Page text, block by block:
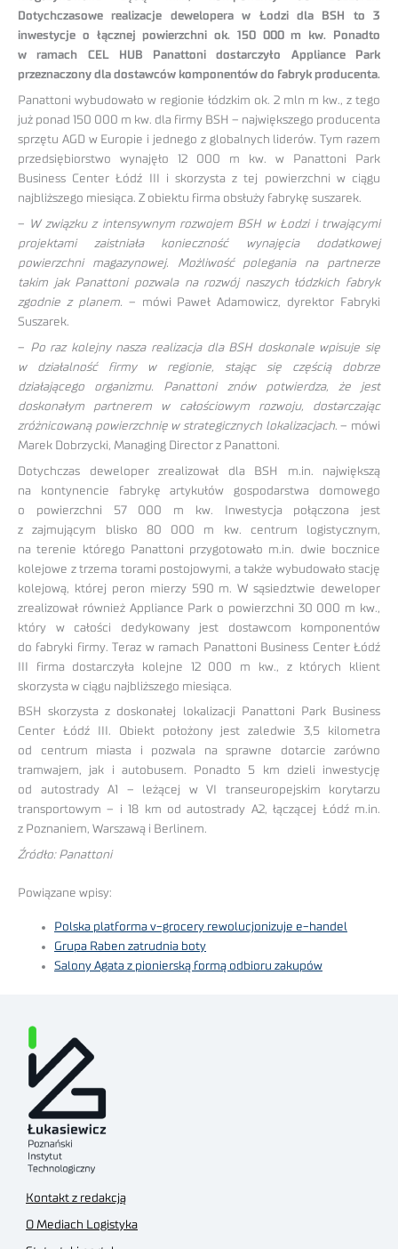
Dotychczasowe realizacje dewelopera w Łodzi dla BSH to 3
inwestycje o łącznej powierzchni ok. 150 000 m kw. Ponadto
w ramach CEL HUB Panattoni dostarczyło Appliance Park
przeznaczony dla dostawców komponentów do fabryk producenta.
Panattoni wybudowało w regionie łódzkim ok. 2 mln m kw., z tego
już ponad 150 000 m kw. dla firmy BSH – największego producenta
sprzętu AGD w Europie i jednego z globalnych liderów. Tym razem
przedsiębiorstwo wynajęło 12 000 m kw. w Panattoni Park
Business Center Łódź III i skorzysta z tej powierzchni w ciągu
najbliższego miesiąca. Z obiektu firma obsłuży fabrykę suszarek.
–
W związku z intensywnym rozwojem BSH w Łodzi i trwającymi
projektami zaistniała konieczność wynajęcia dodatkowej
powierzchni magazynowej. Możliwość polegania na partnerze
takim jak Panattoni pozwala na rozwój naszych łódzkich fabryk
zgodnie z planem. – mówi Paweł Adamowicz, dyrektor Fabryki
Suszarek.
– Po raz kolejny nasza realizacja dla BSH doskonale wpisuje się
w działalność firmy w regionie, stając się częścią dobrze
działającego organizmu. Panattoni znów potwierdza, że jest
doskonałym partnerem w całościowym rozwoju, dostarczając
zróżnicowaną powierzchnię w strategicznych lokalizacjach. – mówi
Marek Dobrzycki, Managing Director z Panattoni.
Dotychczas deweloper zrealizował dla BSH m.in. największą
na kontynencie fabrykę artykułów gospodarstwa domowego
o powierzchni 57 000 m kw. Inwestycja połączona jest
z zajmującym blisko 80 000 m kw. centrum logistycznym,
na terenie którego Panattoni przygotowało m.in. dwie bocznice
kolejowe z trzema torami postojowymi, a także wybudowało stację
kolejową, której peron mierzy 590 m. W sąsiedztwie deweloper
zrealizował również Appliance Park o powierzchni 30 000 m kw.,
który w całości dedykowany jest dostawcom komponentów
do fabryki firmy. Teraz w ramach Panattoni Business Center Łódź
III firma dostarczyła kolejne 12 000 m kw., z których klient
skorzysta w ciągu najbliższego miesiąca.
BSH skorzysta z doskonałej lokalizacji Panattoni Park Business
Center Łódź III. Obiekt położony jest zaledwie 3,5 kilometra
od centrum miasta i pozwala na sprawne dotarcie zarówno
tramwajem, jak i autobusem. Ponadto 5 km dzieli inwestycję
od autostrady A1 – leżącej w VI transeuropejskim korytarzu
transportowym – i 18 km od autostrady A2, łączącej Łódź m.in.
z Poznaniem, Warszawą i Berlinem.
Źródło: Panattoni
Powiązane wpisy:
Polska platforma v-grocery rewolucjonizuje e-handel
Grupa Raben zatrudnia boty
Salony Agata z pionierską formą odbioru zakupów
Kontakt z redakcją
O Mediach Logistyka